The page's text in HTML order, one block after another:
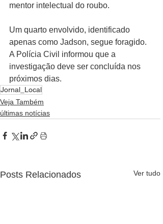
mentor intelectual do roubo.
Um quarto envolvido, identificado
apenas como Jadson, segue foragido.
A Polícia Civil informou que a
investigação deve ser concluída nos
próximos dias.
Jornal_Local
Veja Também
últimas notícias
Posts Relacionados Ver tudo